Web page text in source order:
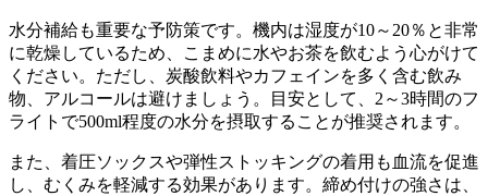
水分補給も重要な予防策です。機内は湿度が10～20％と非常
に乾燥しているため、こまめに水やお茶を飲むよう心がけて
ください。ただし、炭酸飲料やカフェインを多く含む飲み
物、アルコールは避けましょう。目安として、2～3時間のフ
ライトで500ml程度の水分を摂取することが推奨されます。
また、着圧ソックスや弾性ストッキングの着用も血流を促進
し、むくみを軽減する効果があります。締め付けの強さは、